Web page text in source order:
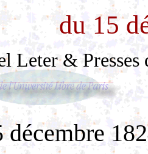
du 15
Leter & Presses
décembre